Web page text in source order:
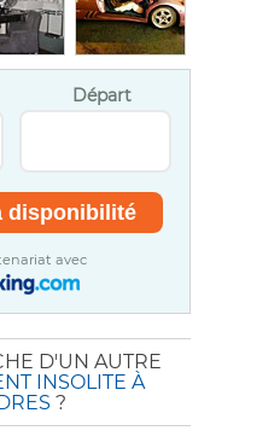
Départ
avec
D'UN AUTRE
INSOLITE À
?